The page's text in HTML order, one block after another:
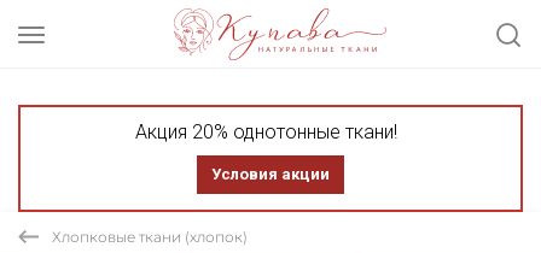
Акция 20% однотонные ткани!
Условия акции
Хлопковые ткани (хлопок)